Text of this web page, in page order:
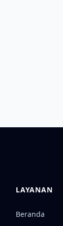
LAYANAN
Beranda